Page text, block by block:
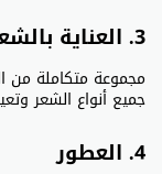
3. العناية بالشعر
مجموعة متكاملة من
جميع أنواع الشعر
4. العطور